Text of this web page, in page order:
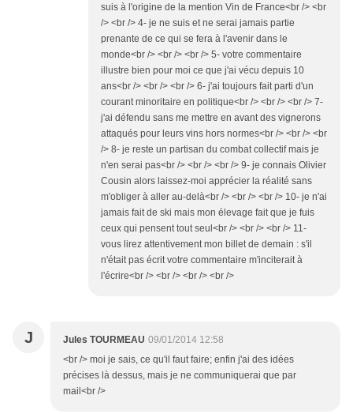
suis à l'origine de la mention Vin de France<br /> <br
/> <br /> 4- je ne suis et ne serai jamais partie
prenante de ce qui se fera à l'avenir dans le
monde<br /> <br /> <br /> 5- votre commentaire
illustre bien pour moi ce que j'ai vécu depuis 10
ans<br /> <br /> <br /> 6- j'ai toujours fait parti d'un
courant minoritaire en politique<br /> <br /> <br /> 7-
j'ai défendu sans me mettre en avant des vignerons
attaqués pour leurs vins hors normes<br /> <br /> <br
/> 8- je reste un partisan du combat collectif mais je
n'en serai pas<br /> <br /> <br /> 9- je connais Olivier
Cousin alors laissez-moi apprécier la réalité sans
m'obliger à aller au-delà<br /> <br /> <br /> 10- je n'ai
jamais fait de ski mais mon élevage fait que je fuis
ceux qui pensent tout seul<br /> <br /> <br /> 11-
vous lirez attentivement mon billet de demain : s'il
n'était pas écrit votre commentaire m'inciterait à
l'écrire<br /> <br /> <br /> <br />
J Jules TOURMEAU 09/01/2014 12:58
<br /> moi je sais, ce qu'il faut faire; enfin j'ai des idées
précises là dessus, mais je ne communiquerai que par
mail<br />